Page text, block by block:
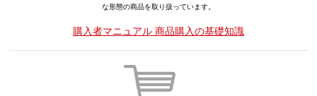
な形態の商品を取り扱っています。
購入者マニュアル 商品購入の基礎知識